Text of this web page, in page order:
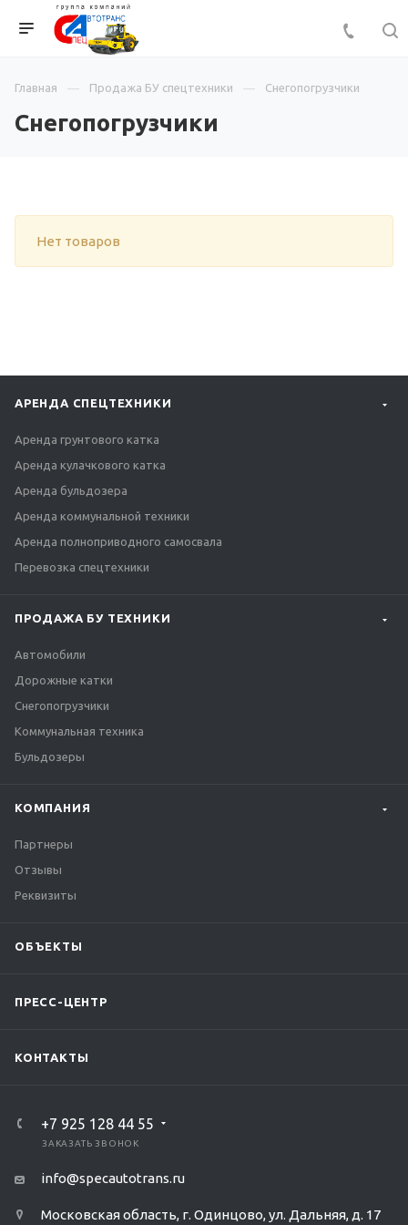
Главная Продажа БУ спецтехники Снегопогрузчики
Снегопогрузчики
Нет товаров
АРЕНДА СПЕЦТЕХНИКИ
Аренда грунтового катка
Аренда кулачкового катка
Аренда бульдозера
Аренда коммунальной техники
Аренда полноприводного самосвала
Перевозка спецтехники
ПРОДАЖА БУ ТЕХНИКИ
Автомобили
Дорожные катки
Снегопогрузчики
Коммунальная техника
Бульдозеры
КОМПАНИЯ
Партнеры
Отзывы
Реквизиты
ОБЪЕКТЫ
ПРЕСС-ЦЕНТР
КОНТАКТЫ
+7 925 128 44 55
ЗАКАЗАТЬ ЗВОНОК
info@specautotrans.ru
Московская область, г. Одинцово, ул. Дальняя, д. 17